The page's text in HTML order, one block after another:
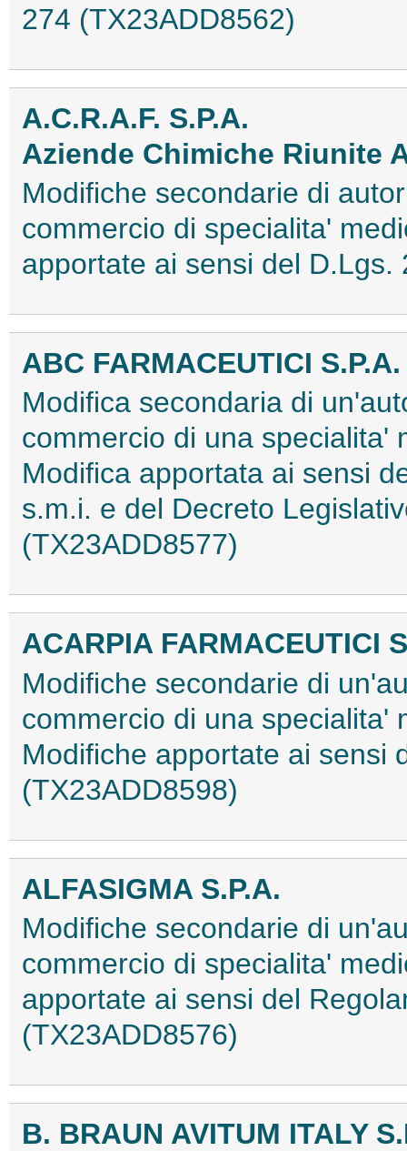
274 (TX23ADD8562)
A.C.R.A.F. S.P.A.
Aziende Chimiche Riunite
Modifiche secondarie di
commercio di specialita'
apportate ai sensi del
ABC FARMACEUTICI S.P.A.
Modifica secondaria di
commercio di una specialita'
Modifica apportata ai sensi
s.m.i. e del Decreto
(TX23ADD8577)
ACARPIA FARMACEUTICI
Modifiche secondarie di
commercio di una specialita'
Modifiche apportate ai sensi
(TX23ADD8598)
ALFASIGMA S.P.A.
Modifiche secondarie di
commercio di specialita'
apportate ai sensi del
(TX23ADD8576)
B. BRAUN AVITUM ITALY